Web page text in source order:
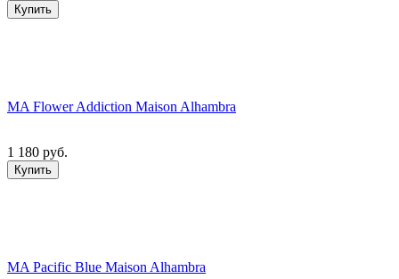
Купить
MA Flower Addiction Maison Alhambra
1 180 руб.
Купить
MA Pacific Blue Maison Alhambra